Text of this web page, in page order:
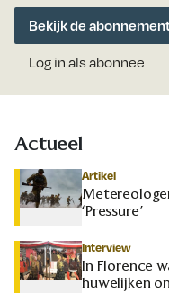
Bekijk de
Log in als abonnee
Actueel
Artikel
‘Pressure’
Interview
In Florence
huwelijken